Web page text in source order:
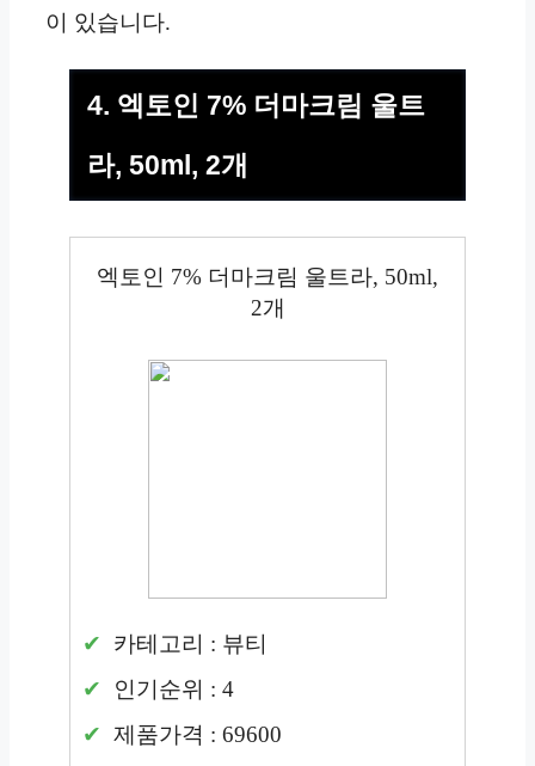
이 있습니다.
4. 엑토인 7% 더마크림 울트
라, 50ml, 2개
엑토인 7% 더마크림 울트라, 50ml,
2개
카테고리 : 뷰티
인기순위 : 4
제품가격 : 69600